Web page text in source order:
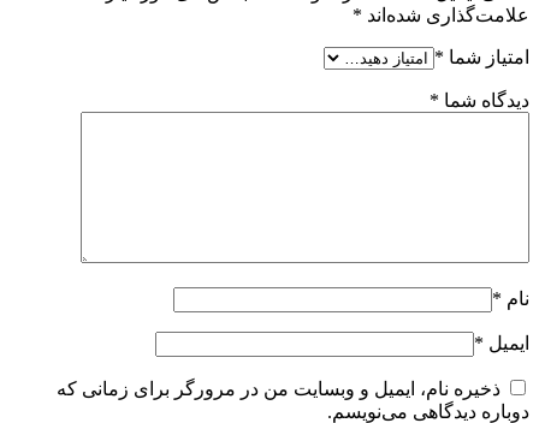
علامت‌گذاری شده‌اند *
امتیاز شما *
دیدگاه شما *
نام *
ایمیل *
ذخیره نام، ایمیل و وبسایت من در مرورگر برای زمانی که
دوباره دیدگاهی می‌نویسم.